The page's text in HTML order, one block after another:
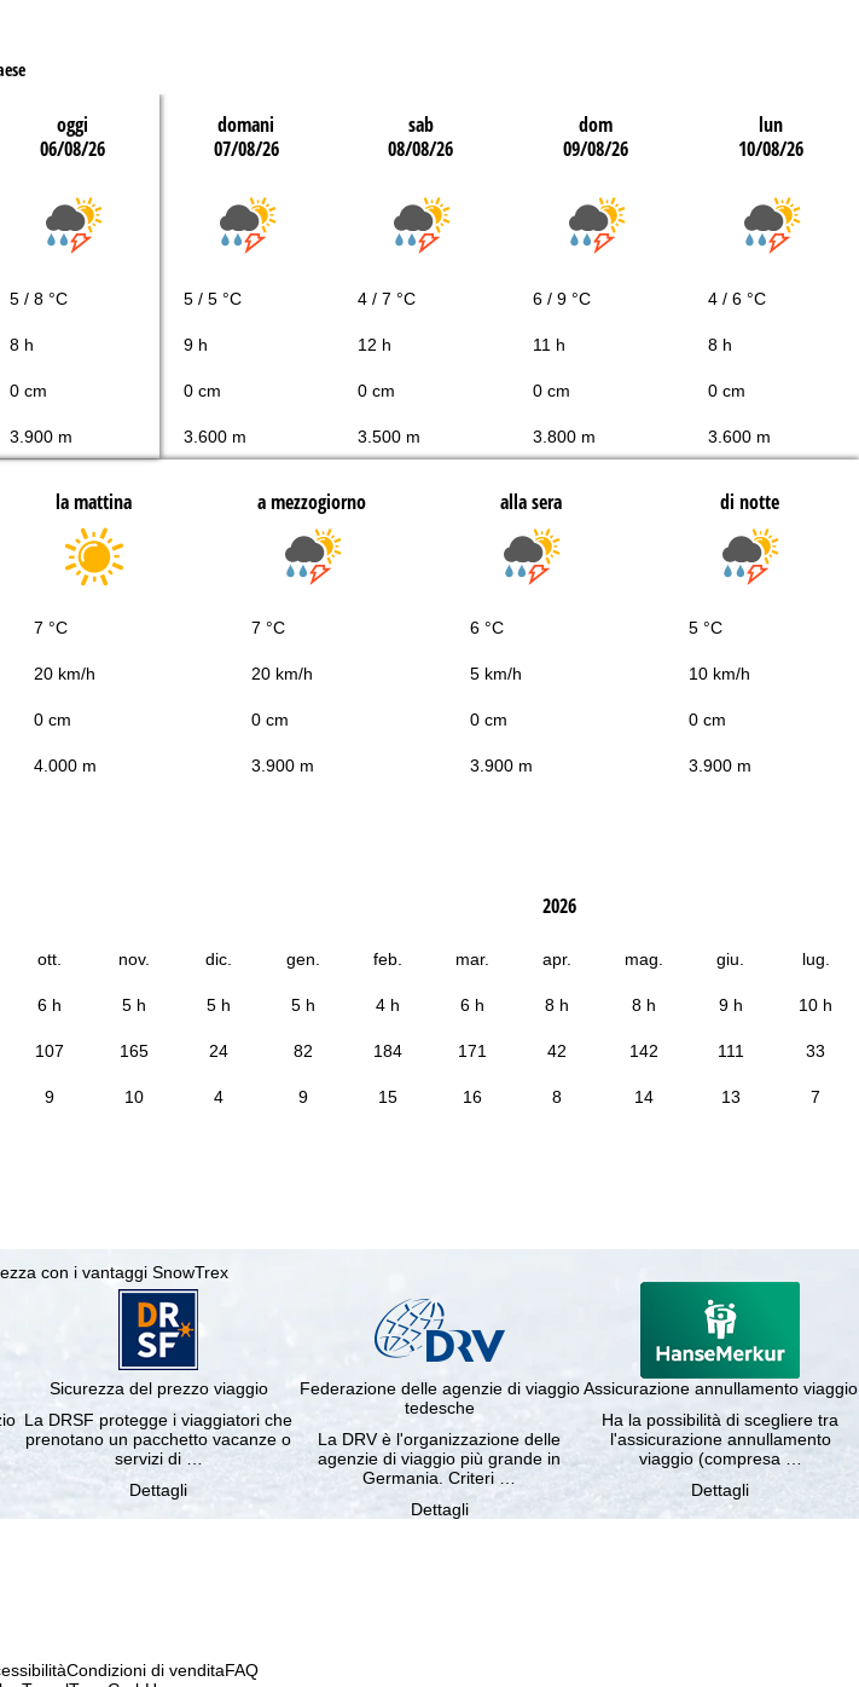
oggi
06/08/26
domani
07/08/26
sab
08/08/26
dom
09/08/26
lun
10/08/26
5 / 8 °C 5 / 5 °C 4 / 7 °C 6 / 9 °C 4 / 6 °C
8 h 9 h 12 h 11 h 8 h
0 cm 0 cm 0 cm 0 cm 0 cm
3.900 m 3.600 m 3.500 m 3.800 m 3.600 m
la mattina a mezzogiorno alla sera di notte
7 °C 7 °C 6 °C 5 °C
20 km/h 20 km/h 5 km/h 10 km/h
0 cm 0 cm 0 cm 0 cm
4.000 m 3.900 m 3.900 m 3.900 m
2026
ott. nov. dic. gen. feb. mar. apr. mag. giu. lug.
6 h 5 h 5 h 5 h 4 h 6 h 8 h 8 h 9 h 10 h
107 165 24 82 184 171 42 142 111 33
9 10 4 9 15 16 8 14 13 7
con i vantaggi SnowTrex
Sicurezza del prezzo viaggio
La DRSF protegge i viaggiatori che
prenotano un pacchetto vacanze o
servizi di …
Dettagli
Federazione delle agenzie di viaggio
tedesche
La DRV è l'organizzazione delle
agenzie di viaggio più grande in
Germania. Criteri …
Dettagli
Assicurazione annullamento viaggio
Ha la possibilità di scegliere tra
l'assicurazione annullamento
viaggio (compresa …
Dettagli
Condizioni di venditaFAQ